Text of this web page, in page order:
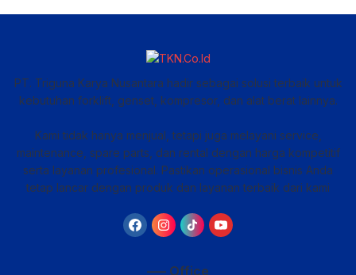
PT. Triguna Karya Nusantara hadir sebagai solusi terbaik untuk
kebutuhan forklift, genset, kompresor, dan alat berat lainnya.
Kami tidak hanya menjual, tetapi juga melayani service,
maintenance, spare parts, dan rental dengan harga kompetitif
serta layanan profesional. Pastikan operasional bisnis Anda
tetap lancar dengan produk dan layanan terbaik dari kami
—– Office